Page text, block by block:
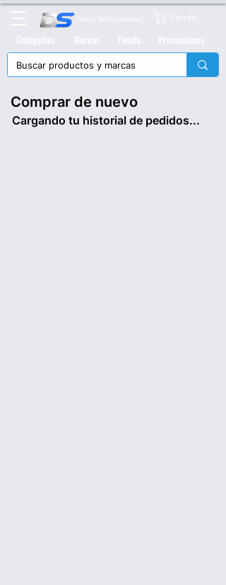
Marcas Tienda
Categorias Promociones
Carrito
Comprar de nuevo
Cargando tu historial de pedidos...